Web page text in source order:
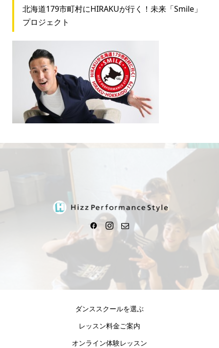
北海道179市町村にHIRAKUが行く！未来「Smile」
プロジェクト
ダンススクールを選ぶ
レッスン料金ご案内
オンライン体験レッスン